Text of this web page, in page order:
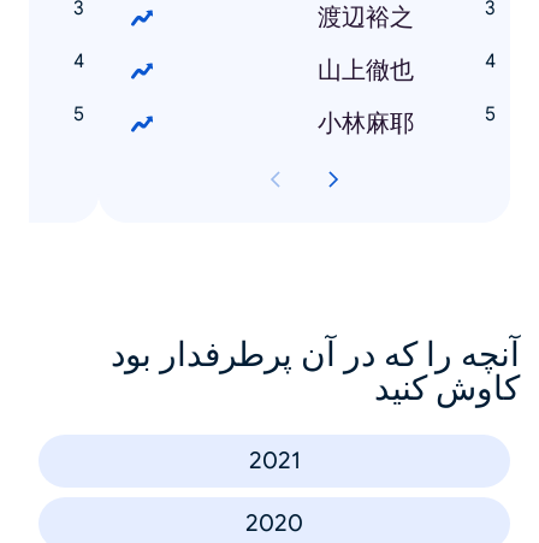
渡辺裕之
山上徹也
小林麻耶
آنچه را که در آن پرطرفدار بود
کاوش کنید
2021
2020